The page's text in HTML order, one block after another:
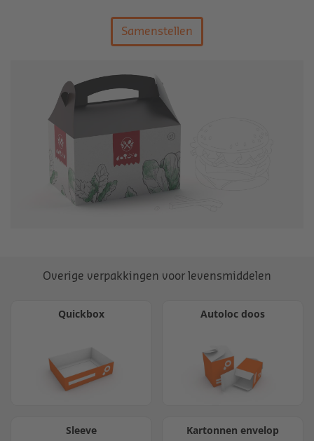
Samenstellen
Overige verpakkingen voor levensmiddelen
Quickbox Autoloc doos
Sleeve Kartonnen envelop